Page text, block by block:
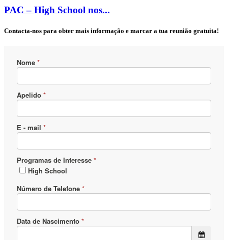
PAC – High School nos...
Contacta-nos para obter mais informação e marcar a tua reunião gratuita!